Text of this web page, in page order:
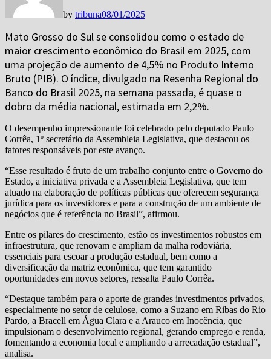
by tribuna08/01/2025
Mato Grosso do Sul se consolidou como o estado de
maior crescimento econômico do Brasil em 2025, com
uma projeção de aumento de 4,5% no Produto Interno
Bruto (PIB). O índice, divulgado na Resenha Regional do
Banco do Brasil 2025, na semana passada, é quase o
dobro da média nacional, estimada em 2,2%.
O desempenho impressionante foi celebrado pelo deputado Paulo
Corrêa, 1º secretário da Assembleia Legislativa, que destacou os
fatores responsáveis por este avanço.
“Esse resultado é fruto de um trabalho conjunto entre o Governo do
Estado, a iniciativa privada e a Assembleia Legislativa, que tem
atuado na elaboração de políticas públicas que oferecem segurança
jurídica para os investidores e para a construção de um ambiente de
negócios que é referência no Brasil”, afirmou.
Entre os pilares do crescimento, estão os investimentos robustos em
infraestrutura, que renovam e ampliam da malha rodoviária,
essenciais para escoar a produção estadual, bem como a
diversificação da matriz econômica, que tem garantido
oportunidades em novos setores, ressalta Paulo Corrêa.
“Destaque também para o aporte de grandes investimentos privados,
especialmente no setor de celulose, como a Suzano em Ribas do Rio
Pardo, a Bracell em Água Clara e a Arauco em Inocência, que
impulsionam o desenvolvimento regional, gerando emprego e renda,
fomentando a economia local e ampliando a arrecadação estadual”,
analisa.